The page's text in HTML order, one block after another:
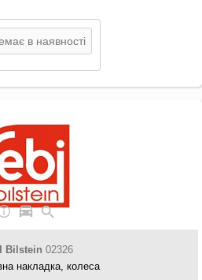
в наявності
Bilstein 02326
накладка, колеса